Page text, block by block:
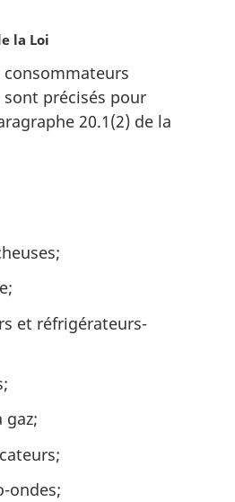
la Loi
consommateurs
sont précisés pour
20.1(2) de la
et réfrigérateurs-
gaz;
ondes;